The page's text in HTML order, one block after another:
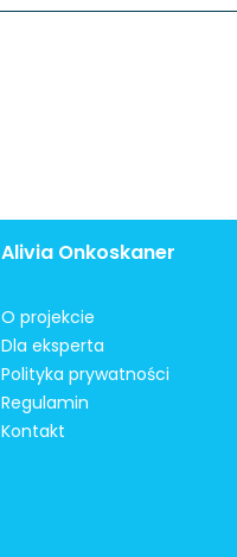
Alivia Onkoskaner
O projekcie
Dla eksperta
Polityka prywatności
Regulamin
Kontakt